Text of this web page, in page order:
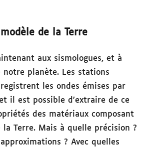
de la Terre
aux sismologues, et à
notre planète. Les stations
les ondes émises par
il est possible d’extraire de ce
des matériaux composant
la Terre. Mais à quelle précision ?
? Avec quelles